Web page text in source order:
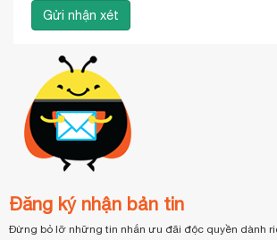
Đăng ký nhận bản tin
Đừng bỏ lỡ những tin nhắn ưu đãi độc quyền dành